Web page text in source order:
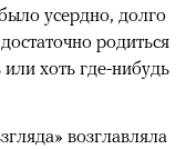
усердно, долго
родиться
хоть где-нибудь
возглавляла